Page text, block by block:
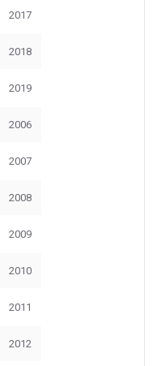
2017
2018
2019
2006
2007
2008
2009
2010
2011
2012